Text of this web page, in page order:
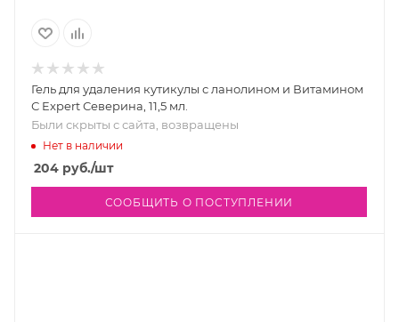
Гель для удаления кутикулы с ланолином и Витамином
С Expert Северина, 11,5 мл.
Были скрыты с сайта, возвращены
Нет в наличии
204 руб./шт
СООБЩИТЬ О ПОСТУПЛЕНИИ